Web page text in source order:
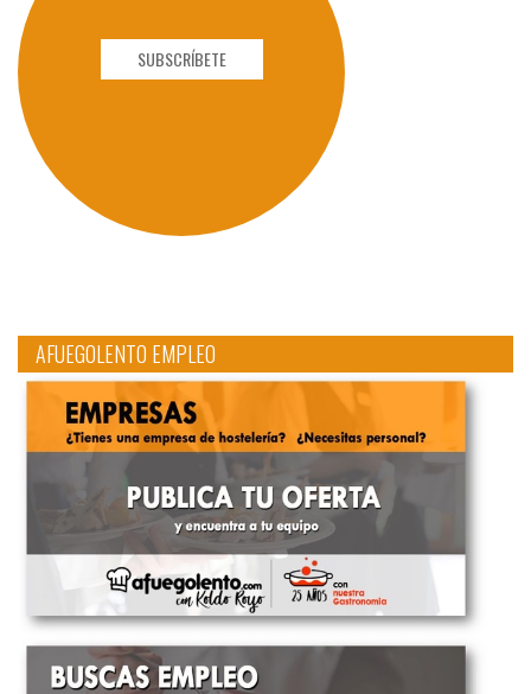
SUBSCRÍBETE
AFUEGOLENTO EMPLEO